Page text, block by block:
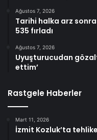
Ağustos 7, 2026
Tarihi halka arz
535 fırladı
Ağustos 7, 2026
Uyuşturucudan
ettim’
Rastgele Haberler
Mart 11, 2026
İzmit Kozluk’ta